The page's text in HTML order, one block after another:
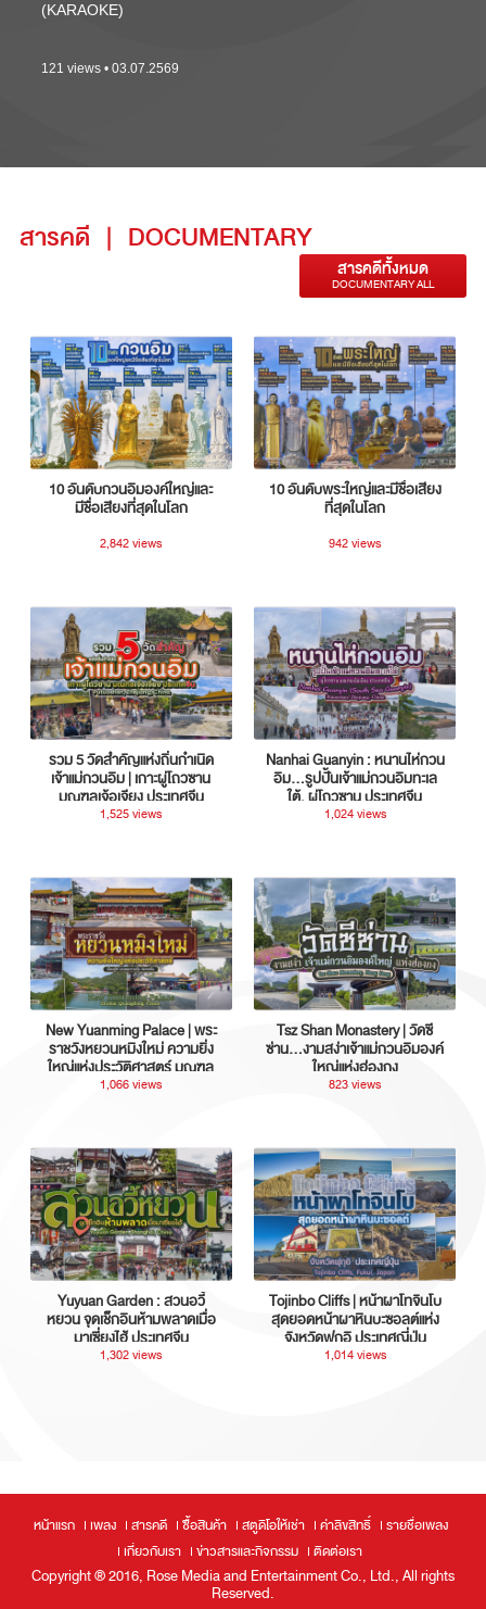
(KARAOKE)
121 views • 03.07.2569
สารคดี | DOCUMENTARY
สารคดีทั้งหมด
DOCUMENTARY ALL
10 อันดับกวนอิมองค์ใหญ่และ
มีชื่อเสียงที่สุดในโลก
2,842 views
10 อันดับพระใหญ่และมีชื่อเสียง
ที่สุดในโลก
942 views
รวม 5 วัดสำคัญแห่งถิ่นกำเนิด
เจ้าแม่กวนอิม | เกาะผู่โถวซาน
มณฑลเจ้อเจียง ประเทศจีน
1,525 views
Nanhai Guanyin : หนานไห่กวน
อิม...รูปปั้นเจ้าแม่กวนอิมทะเล
ใต้, ผู่โถวซาน ประเทศจีน
1,024 views
New Yuanming Palace | พระ
ราชวังหยวนหมิงใหม่ ความยิ่ง
ใหญ่แห่งประวัติศาสตร์ มณฑล
กวางตุ้ง ประเทศจีน
1,066 views
Tsz Shan Monastery | วัดซี
ซ่าน…งามสง่าเจ้าแม่กวนอิมองค์
ใหญ่แห่งฮ่องกง
823 views
Yuyuan Garden : สวนอวี้
หยวน จุดเช็กอินห้ามพลาดเมื่อ
มาเซี่ยงไฮ้ ประเทศจีน
1,302 views
Tojinbo Cliffs | หน้าผาโทจินโบ
สุดยอดหน้าผาหินบะซอลต์แห่ง
จังหวัดฟุกุอิ ประเทศญี่ปุ่น
1,014 views
หน้าแรก เพลง สารคดี ซื้อสินค้า สตูดิโอให้เช่า ค่าลิขสิทธิ์
รายชื่อเพลง
เกี่ยวกับเรา
ข่าวสารและกิจกรรม ติดต่อเรา
Copyright ® 2016, Rose Media and Entertainment Co., Ltd., All rights
Reserved.